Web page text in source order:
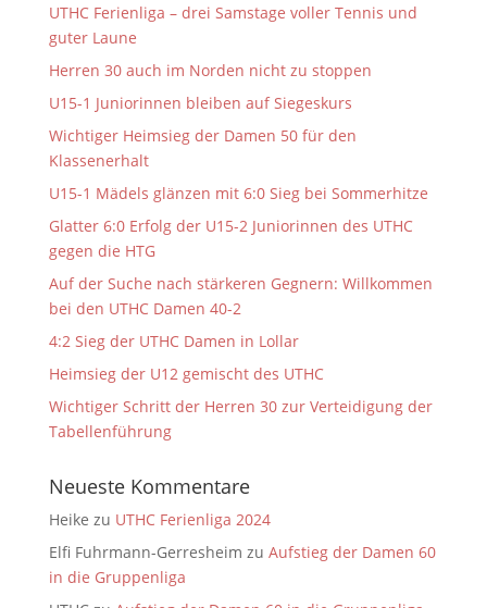
UTHC Ferienliga – drei Samstage voller Tennis und
guter Laune
Herren 30 auch im Norden nicht zu stoppen
U15-1 Juniorinnen bleiben auf Siegeskurs
Wichtiger Heimsieg der Damen 50 für den
Klassenerhalt
U15-1 Mädels glänzen mit 6:0 Sieg bei Sommerhitze
Glatter 6:0 Erfolg der U15-2 Juniorinnen des UTHC
gegen die HTG
Auf der Suche nach stärkeren Gegnern: Willkommen
bei den UTHC Damen 40-2
4:2 Sieg der UTHC Damen in Lollar
Heimsieg der U12 gemischt des UTHC
Wichtiger Schritt der Herren 30 zur Verteidigung der
Tabellenführung
Neueste Kommentare
Heike zu UTHC Ferienliga 2024
Elfi Fuhrmann-Gerresheim zu Aufstieg der Damen 60
in die Gruppenliga